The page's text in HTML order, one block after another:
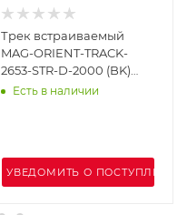
Трек встраиваемый
MAG-ORIENT-TRACK-
2653-STR-D-2000 (BK)
(Arlight, IP20 Металл, 3
Есть в наличии
УВЕДОМИТЬ О ПОСТУПЛЕНИИ